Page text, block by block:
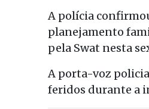
A polícia
planejamento
pela Swat nesta
A porta-voz
feridos durante a